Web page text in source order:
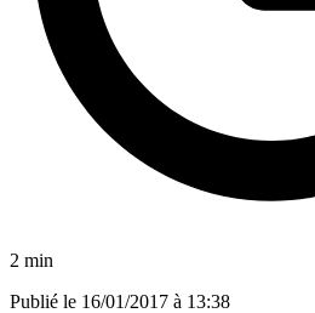
2 min
Publié le 16/01/2017 à 13:38